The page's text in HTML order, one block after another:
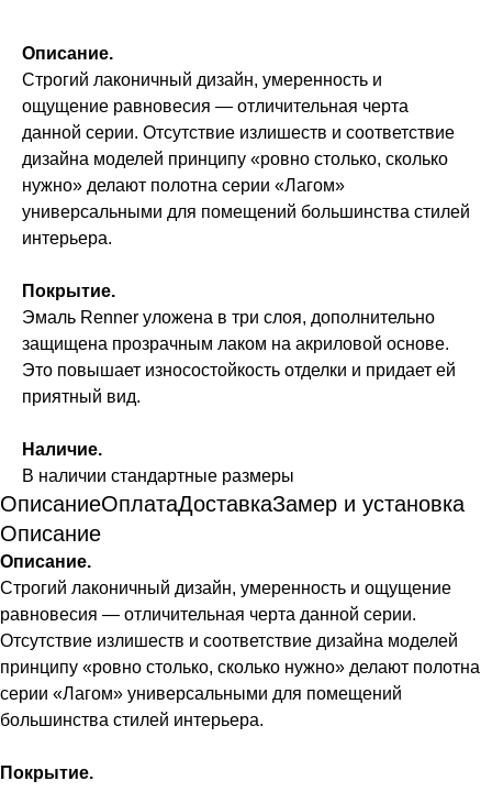
Описание.
Строгий лаконичный дизайн, умеренность и
ощущение равновесия — отличительная черта
данной серии. Отсутствие излишеств и соответствие
дизайна моделей принципу «ровно столько, сколько
нужно» делают полотна серии «Лагом»
универсальными для помещений большинства стилей
интерьера.
Покрытие.
Эмаль Renner уложена в три слоя, дополнительно
защищена прозрачным лаком на акриловой основе.
Это повышает износостойкость отделки и придает ей
приятный вид.
Наличие.
В наличии стандартные размеры
ОписаниеОплатаДоставкаЗамер и установка
Описание
Описание.
Строгий лаконичный дизайн, умеренность и ощущение
равновесия — отличительная черта данной серии.
Отсутствие излишеств и соответствие дизайна моделей
принципу «ровно столько, сколько нужно» делают полотна
серии «Лагом» универсальными для помещений
большинства стилей интерьера.
Покрытие.